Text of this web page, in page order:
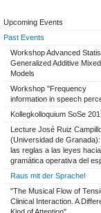
Upcoming Events
Past Events
Workshop Advanced
Generalized Additive Mixed
Models
Workshop "Frequency
information in speech
Kollegkolloquium SoSe
Lecture José Ruiz
(Universidad de
las reglas a las leyes
gramática operativa del
Raus mit der Sprache!
"The Musical Flow of
Clinical Interaction. A